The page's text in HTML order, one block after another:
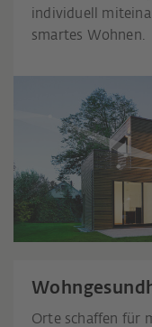
individuell
smartes Wohnen.
Orte schaffen für